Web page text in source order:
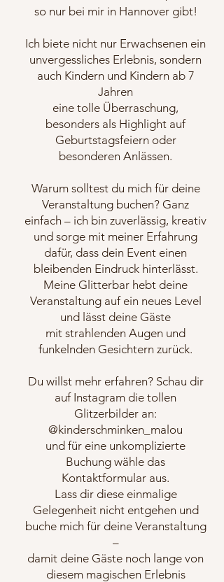
so nur bei mir in Hannover gibt!
Ich biete nicht nur Erwachsenen ein
unvergessliches Erlebnis, sondern
auch Kindern und Kindern ab 7
Jahren
eine tolle Überraschung,
besonders als Highlight auf
Geburtstagsfeiern oder
besonderen Anlässen.
Warum solltest du mich für deine
Veranstaltung buchen? Ganz
einfach – ich bin zuverlässig, kreativ
und sorge mit meiner Erfahrung
dafür, dass dein Event einen
bleibenden Eindruck hinterlässt.
Meine Glitterbar hebt deine
Veranstaltung auf ein neues Level
und lässt deine Gäste
mit strahlenden Augen und
funkelnden Gesichtern zurück.
Du willst mehr erfahren? Schau dir
auf Instagram die tollen
Glitzerbilder an:
@kinderschminken_malou
und für eine unkomplizierte
Buchung wähle das
Kontaktformular aus.
Lass dir diese einmalige
Gelegenheit nicht entgehen und
buche mich für deine Veranstaltung
–
damit deine Gäste noch lange von
diesem magischen Erlebnis